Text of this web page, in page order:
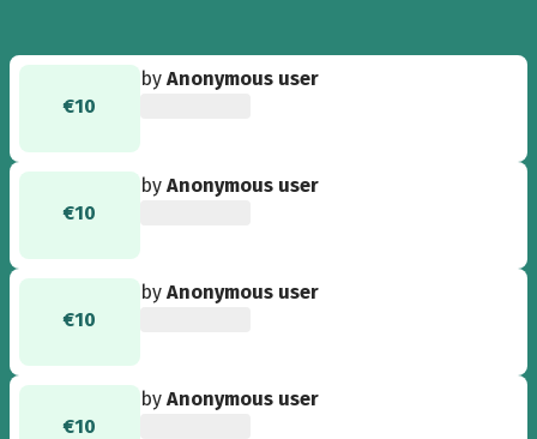
€10
byAnonymous user
€10
byAnonymous user
€10
byAnonymous user
€10
byAnonymous user